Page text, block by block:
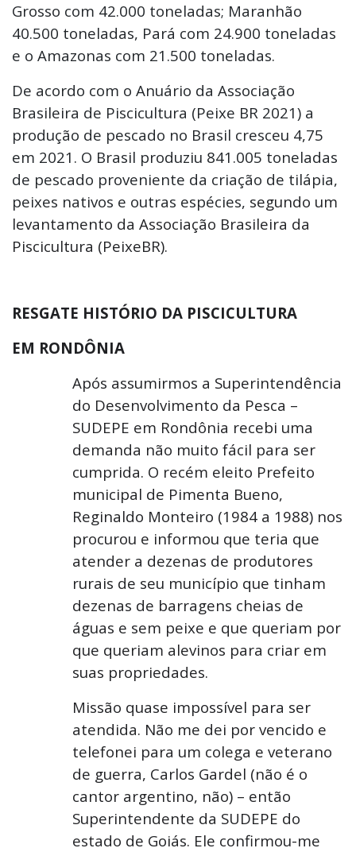
Grosso com 42.000 toneladas; Maranhão
40.500 toneladas, Pará com 24.900 toneladas
e o Amazonas com 21.500 toneladas.
De acordo com o Anuário da Associação
Brasileira de Piscicultura (Peixe BR 2021) a
produção de pescado no Brasil cresceu 4,75
em 2021. O Brasil produziu 841.005 toneladas
de pescado proveniente da criação de tilápia,
peixes nativos e outras espécies, segundo um
levantamento da Associação Brasileira da
Piscicultura (PeixeBR).
RESGATE HISTÓRIO DA PISCICULTURA
EM RONDÔNIA
Após assumirmos a Superintendência
do Desenvolvimento da Pesca –
SUDEPE em Rondônia recebi uma
demanda não muito fácil para ser
cumprida. O recém eleito Prefeito
municipal de Pimenta Bueno,
Reginaldo Monteiro (1984 a 1988) nos
procurou e informou que teria que
atender a dezenas de produtores
rurais de seu município que tinham
dezenas de barragens cheias de
águas e sem peixe e que queriam por
que queriam alevinos para criar em
suas propriedades.
Missão quase impossível para ser
atendida. Não me dei por vencido e
telefonei para um colega e veterano
de guerra, Carlos Gardel (não é o
cantor argentino, não) – então
Superintendente da SUDEPE do
estado de Goiás. Ele confirmou-me